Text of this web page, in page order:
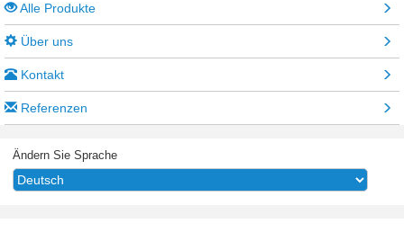
Alle Produkte
Über uns
Kontakt
Referenzen
Ändern Sie Sprache